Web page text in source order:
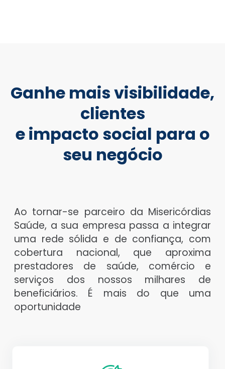
Ganhe mais visibilidade,
clientes
e impacto social para o
seu negócio
Ao tornar-se parceiro da Misericórdias
Saúde, a sua empresa passa a integrar
uma rede sólida e de confiança, com
cobertura nacional, que aproxima
prestadores de saúde, comércio e
serviços dos nossos milhares de
beneficiários. É mais do que uma
oportunidade